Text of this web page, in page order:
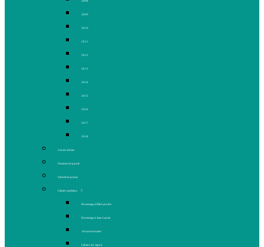
2008
2009
2010
2011
2012
2013
2014
2015
2016
2017
2018
Gaz de schiste
Femmes de parole
Liberté de presse
Cahiers spéciaux
Hommage à Élie Laroche
Hommage à Jean Laurin
10e anniversaire
Cahiers du Japon